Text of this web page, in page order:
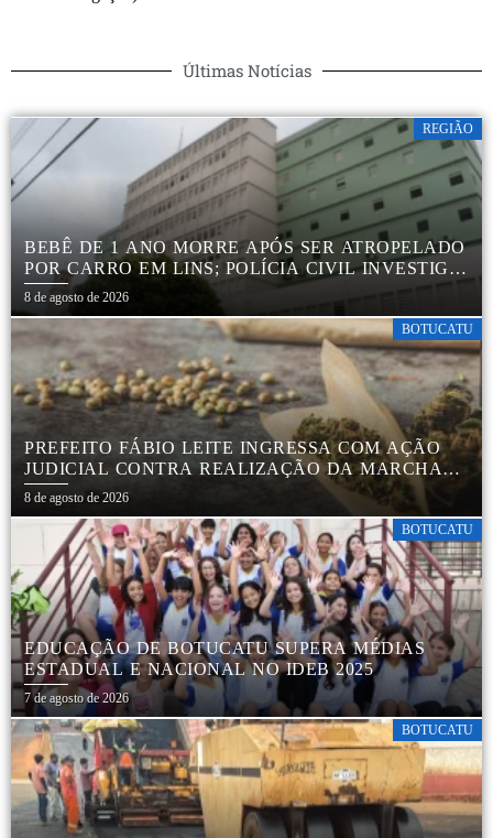
Últimas Notícias
REGIÃO
BEBÊ DE 1 ANO MORRE APÓS SER ATROPELADO
POR CARRO EM LINS; POLÍCIA CIVIL INVESTIGA
ACIDENTE
8 de agosto de 2026
BOTUCATU
PREFEITO FÁBIO LEITE INGRESSA COM AÇÃO
JUDICIAL CONTRA REALIZAÇÃO DA MARCHA
DA MACONHA EM BOTUCATU
8 de agosto de 2026
BOTUCATU
EDUCAÇÃO DE BOTUCATU SUPERA MÉDIAS
ESTADUAL E NACIONAL NO IDEB 2025
7 de agosto de 2026
BOTUCATU